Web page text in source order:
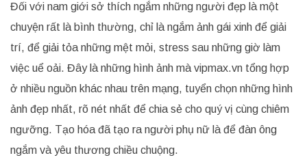
Đối với nam giới sở thích ngắm những người đẹp là một
chuyện rất là bình thường, chỉ là ngắm ảnh gái xinh để giải
trí, để giải tỏa những mệt mỏi, stress sau những giờ làm
việc uể oải. Đây là những hình ảnh mà vipmax.vn tổng hợp
ở nhiều nguồn khác nhau trên mạng, tuyển chọn những hình
ảnh đẹp nhất, rõ nét nhất để chia sẻ cho quý vị cùng chiêm
ngưỡng. Tạo hóa đã tạo ra người phụ nữ là để đàn ông
ngắm và yêu thương chiều chuộng.